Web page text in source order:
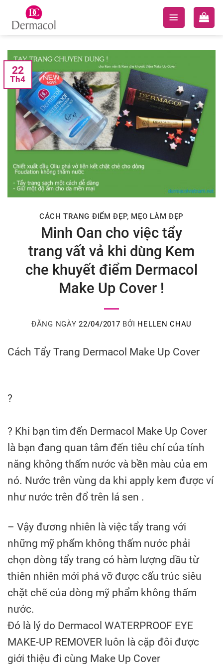
22
Th4
CÁCH TRANG ĐIỂM ĐẸP, MẸO LÀM ĐẸP
Minh Oan cho việc tẩy
trang vất vả khi dùng Kem
che khuyết điểm Dermacol
Make Up Cover !
ĐĂNG NGÀY22/04/2017 BỞI HELLEN CHAU
Cách Tẩy Trang Dermacol Make Up Cover
?
? Khi bạn tìm đến Dermacol Make Up Cover
là bạn đang quan tâm đến tiêu chí của tính
năng không thấm nước và bền màu của em
nó. Nước trên vùng da khi apply kem được ví
như nước trên đổ trên lá sen .
– Vậy đương nhiên là việc tẩy trang với
những mỹ phẩm không thấm nước phải
chọn dòng tẩy trang có hàm lượng dầu từ
thiên nhiên mới phá vỡ được cấu trúc siêu
chặt chẽ của dòng mỹ phẩm không thấm
nước.
Đó là lý do Dermacol WATERPROOF EYE
MAKE-UP REMOVER luôn là cặp đôi được
giới thiệu đi cùng Make Up Cover